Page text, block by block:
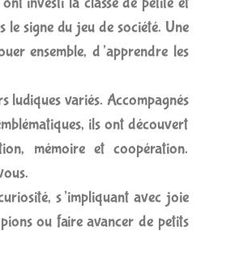
le signe du jeu de société. Une
ensemble, d’apprendre les
ludiques variés. Accompagnés
ils ont découvert
mémoire et coopération.
s’impliquant avec joie
ou faire avancer de petits